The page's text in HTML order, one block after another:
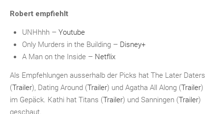
Robert empfiehlt
UNHhhh – Youtube
Only Murders in the Building – Disney+
A Man on the Inside – Netflix
Als Empfehlungen ausserhalb der Picks hat The Later Daters
(Trailer), Dating Around (Trailer) und Agatha All Along (Trailer)
im Gepäck. Kathi hat Titans (Trailer) und Sanningen (Trailer)
geschaut.